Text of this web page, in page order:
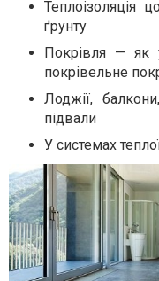
Теплоізоляція
ґрунту
Покрівля — як
покрівельне
Лоджії,
підвали
У системах